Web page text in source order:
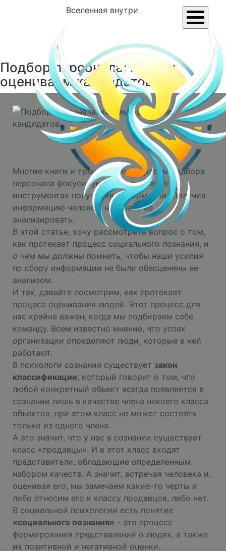
Вселенная внутри
Подбор персонала: как мы
оцениваем кандидатов.
Многие книги и тренинги по вопросам подбора
персонала фокусируют свое внимание на
инструментах получения информации. Получив
информацию человек, начинает ее
анализировать.
В этой статье, хочу рассмотреть вопрос о том,
как протекает процесс социального познания, и
о чем мы должны помнить, чтобы наши усилия
по сбору информации не были обесценены ее
анализом.
И так, давайте посмотрим, как протекает
процесс оценивания людей. Этот процесс для
нас крайне важен, когда мы подбираем себе
команду. Всем известно мнение, что успех
организации определяют люди, которые в ней
работают.
В психологи сознания существует закон
классификации, который говорит о том, что
любой конкретный объект всегда появляется в
сознании лишь в качестве члена некоего класса
объектов, при этом класс не может состоять
только из одного члена.
А это значит, что у нас в сознании существует
класс «продавцы». И в этот класс входят
представители, обладающие определенным
набором качеств. А значит, встречая человека и,
оценивая его, мы замечаем какие-то черты и
либо относим его к классу продавцов, либо нет.
В социальной психологии есть понятие
«социального познания» - это процесс
формирования представлений о людях, а также
их позитивной и негативной оценки.